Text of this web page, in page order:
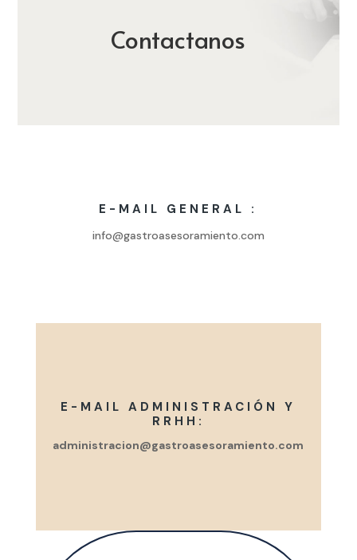
Contactanos
E-MAIL GENERAL :
info@gastroasesoramiento.com
E-MAIL ADMINISTRACIÓN Y
RRHH:
administracion@gastroasesoramiento.com